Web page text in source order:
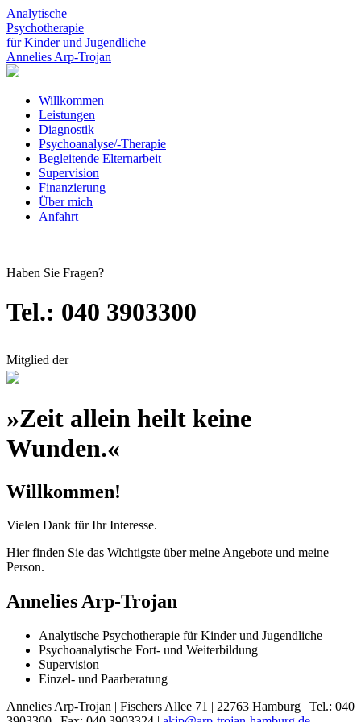
Analytische
Psychotherapie
für Kinder und Jugendliche
Annelies Arp-Trojan
Willkommen
Leistungen
Diagnostik
Psychoanalyse/-Therapie
Begleitende Elternarbeit
Supervision
Finanzierung
Über mich
Anfahrt
Haben Sie Fragen?
Tel.: 040 3903300
Mitglied der
»Zeit allein heilt keine
Wunden.«
Willkommen!
Vielen Dank für Ihr Interesse.
Hier finden Sie das Wichtigste über meine Angebote und meine
Person.
Annelies Arp-Trojan
Analytische Psychotherapie für Kinder und Jugendliche
Psychoanalytische Fort- und Weiterbildung
Supervision
Einzel- und Paarberatung
Annelies Arp-Trojan | Fischers Allee 71 | 22763 Hamburg | Tel.: 040